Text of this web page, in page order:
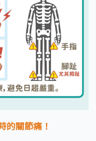
的關節痛！